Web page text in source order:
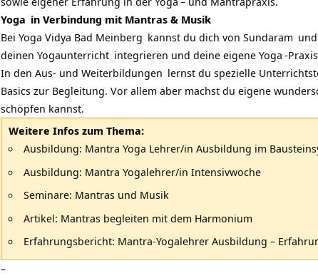
Yoga in Verbindung mit Mantras & Musik
Bei Yoga Vidya Bad Meinberg kannst du dich von Sundaram und
deinen Yogaunterricht integrieren und deine eigene Yoga -
In den Aus- und Weiterbildungen lernst du spezielle
Basics zur Begleitung. Vor allem aber machst du eigene
schöpfen kannst.
Weitere Infos zum Thema:
Ausbildung: Mantra Yoga Lehrer/in Ausbildung im
Ausbildung: Mantra Yogalehrer/in Intensivwoche
Seminare: Mantras und Musik
Artikel: Mantras begleiten mit dem Harmonium
Erfahrungsbericht: Mantra-Yogalehrer Ausbildung –
–